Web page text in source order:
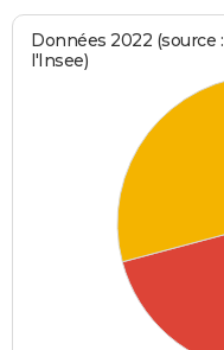
Données 2022 (source
l'Insee)